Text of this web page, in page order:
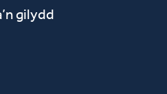
gilydd